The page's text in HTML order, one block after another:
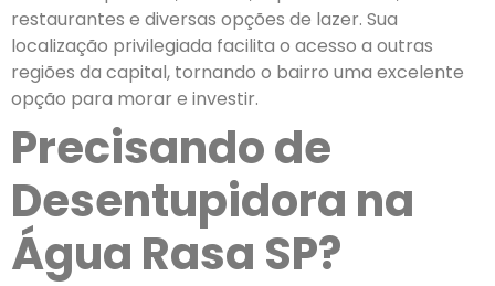
restaurantes e diversas opções de lazer. Sua
localização privilegiada facilita o acesso a outras
regiões da capital, tornando o bairro uma excelente
opção para morar e investir.
Precisando de
Desentupidora na
Água Rasa SP?